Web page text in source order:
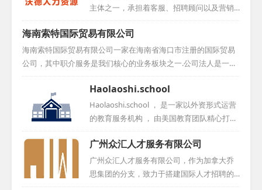
主体之一，承担着客服、招聘顾问以及营销
团队等多重职责。凭借其在人力资源领域的
卓越表现，公司于2016年荣获中国互联网人
才招聘行业优秀示范企业称号，同时积极与
学校展开合作，为行业输送优秀人才。...
海南索特国际贸易有限公司
海南索特国际贸易有限公司一家在海南省海口市注册的国际贸易
公司，其中职介服务是我们核心的业务板块之一.公司法人是一位
长期在中国生活与工作的外籍人士，他拥有遍及全球的关系网络
和丰富的人力资源。我们深知每一位客户对于外教的需求都是独
特且个性化的，因此，我们致力于整合各方资源，按照您的具体
要求，为您精心挑选并推荐最合适的人才。请相信我们的专业与
实力，我们定将竭尽全力，确保您得到满意的服务。期待与您的
合作，共同开创美好的未来！...
Haolaoshi.school
Haolaoshi.school ， 是一家以外资形式运营
的教育服务机构 ， 由美国教育团队精心打造
， 总部位于香港 。 其主要业务聚焦于协助中
国学校招聘外籍教师 ， 以充分满足教学需求
。 此外 ， 为更好地服务外籍教师 ， 公司在
重庆设立了分支机构 ， 提供全方位的支持 。
线上平台Haolaoshi . school的推出 ， 旨在为
广州众汇人才服务有限公司
广州众汇人才服务有限公司，作为加拿大乔
思集团的分支，致力于搭建国际人才招聘的
一站式平台。公司承袭乔思教育集团的核心